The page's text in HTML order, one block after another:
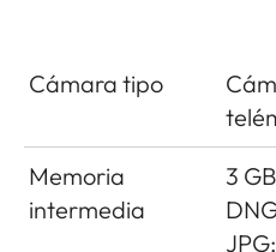
Cámara tipo
Memoria
intermedia
3 GB